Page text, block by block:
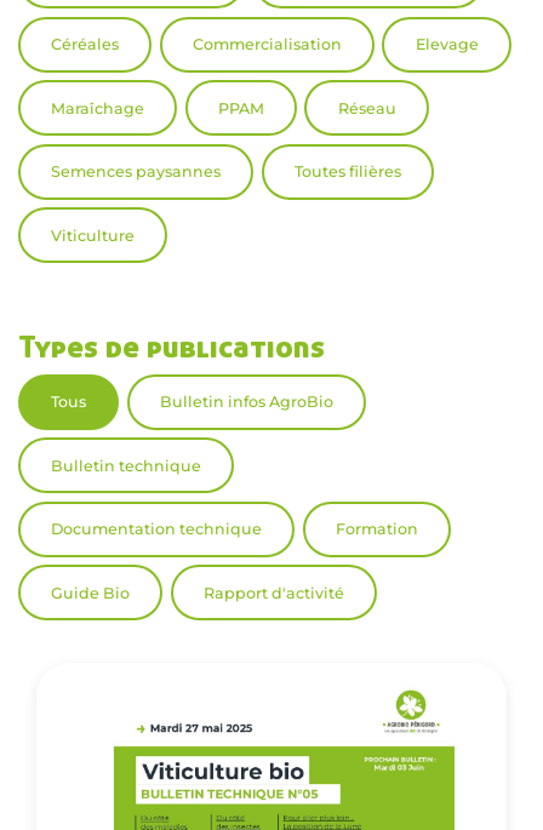
Céréales Commercialisation Elevage
Maraîchage PPAM Réseau
Semences paysannes Toutes filières
Viticulture
Types de publications
Tous Bulletin infos AgroBio
Bulletin technique
Documentation technique Formation
Guide Bio Rapport d'activité